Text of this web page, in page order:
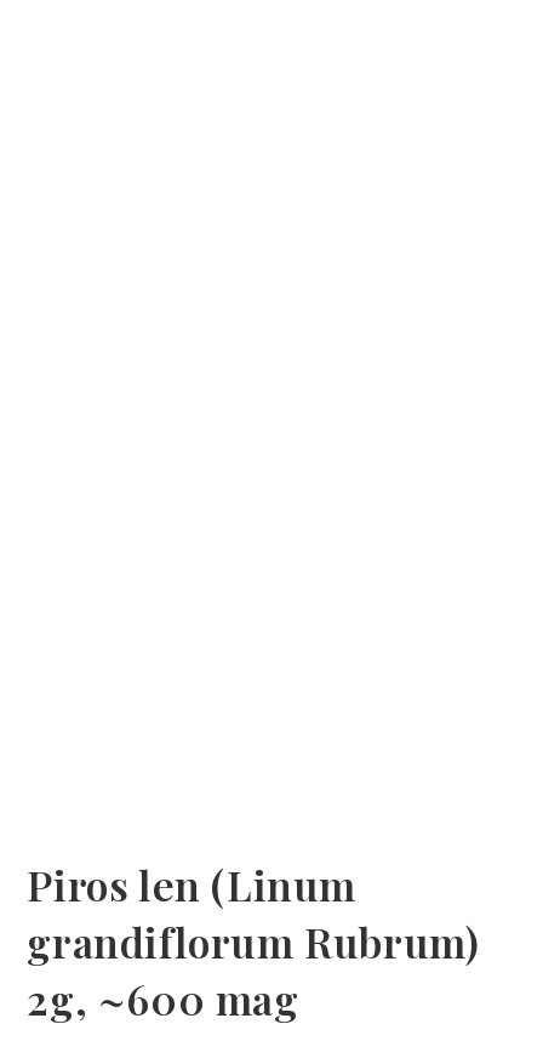
Piros len (Linum
grandiflorum Rubrum)
2g, ~600 mag